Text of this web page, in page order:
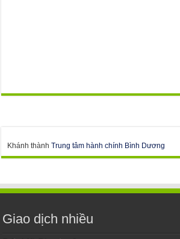
Khánh thànhTrung tâm hành chính Bình Dương
Giao dịch nhiều